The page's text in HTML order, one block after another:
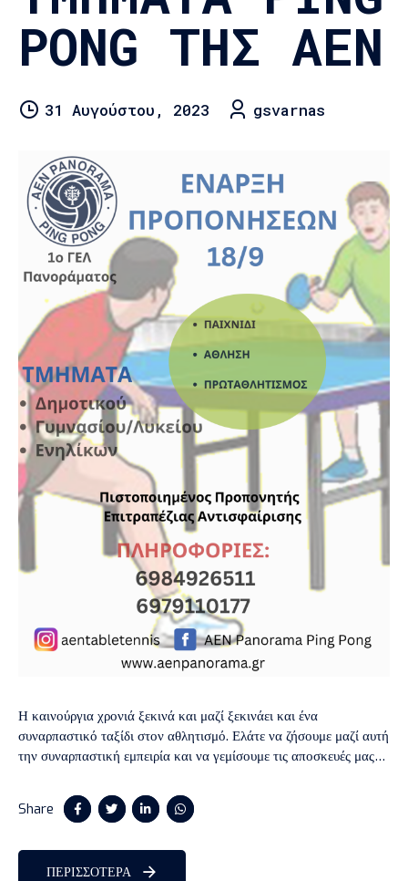
PONG ΤΗΣ ΑΕΝ
31 Αυγούστου, 2023 gsvarnas
Η καινούργια χρονιά ξεκινά και μαζί ξεκινάει και ένα
συναρπαστικό ταξίδι στον αθλητισμό. Ελάτε να ζήσουμε μαζί αυτή
την συναρπαστική εμπειρία και να γεμίσουμε τις αποσκευές μας
της Επιτραπέζιας Αντισφαίρισης ξεκίνησαν. Έναρξη προπονήσεων
18/9, Λύκειο Πανοράματος, Πίνδου 2. Τμήματα: Δημοτικού
6979110177
Share
ΠΕΡΙΣΣΟΤΕΡΑ